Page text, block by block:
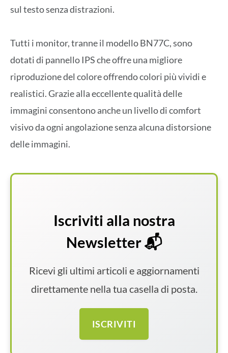
sul testo senza distrazioni.
Tutti i monitor, tranne il modello BN77C, sono
dotati di pannello IPS che offre una migliore
riproduzione del colore offrendo colori più vividi e
realistici. Grazie alla eccellente qualità delle
immagini consentono anche un livello di comfort
visivo da ogni angolazione senza alcuna distorsione
delle immagini.
Iscriviti alla nostra
Newsletter 📬
Ricevi gli ultimi articoli e aggiornamenti
direttamente nella tua casella di posta.
ISCRIVITI